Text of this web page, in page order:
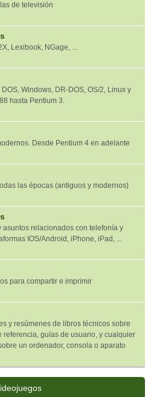
de televisión
Lexibook, NGage, ...
Windows, DR-DOS, OS/2, Linux y
hasta Pentium 3.
Desde Pentium 4 en adelante
las épocas (antiguos y modernos)
asuntos relacionados con telefonía y
IOS/Android, iPhone, iPad, ...
para compartir e imprimir
y resúmenes de libros técnicos sobre
referencia, guías de usuario, y cualquier
un ordenador, consola o aparato